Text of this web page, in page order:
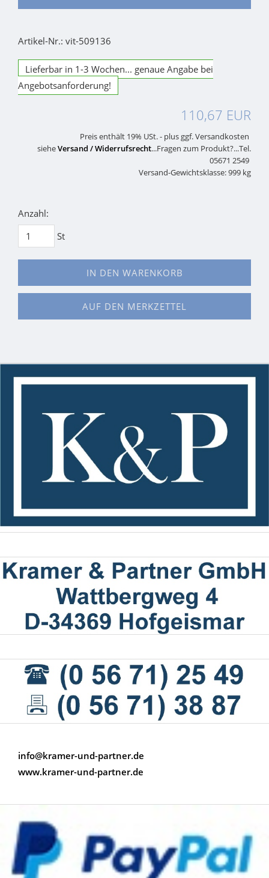
Artikel-Nr.: vit-509136
Lieferbar in 1-3 Wochen... genaue Angabe bei
Angebotsanforderung!
110,67 EUR
Preis enthält 19% USt. - plus ggf. Versandkosten
sieheVersand / Widerrufsrecht...Fragen zum Produkt?...Tel.
05671 2549
Versand-Gewichtsklasse: 999 kg
Anzahl:
St
IN DEN WARENKORB
AUF DEN MERKZETTEL
info@kramer-und-partner.de
www.kramer-und-partner.de